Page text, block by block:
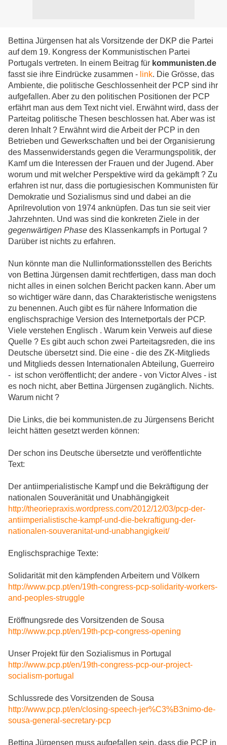
Bettina Jürgensen hat als Vorsitzende der DKP die Partei
auf dem 19. Kongress der Kommunistischen Partei
Portugals vertreten. In einem Beitrag für kommunisten.de
fasst sie ihre Eindrücke zusammen - link. Die Grösse, das
Ambiente, die politische Geschlossenheit der PCP sind ihr
aufgefallen. Aber zu den politischen Positionen der PCP
erfährt man aus dem Text nicht viel. Erwähnt wird, dass der
Parteitag politische Thesen beschlossen hat. Aber was ist
deren Inhalt ? Erwähnt wird die Arbeit der PCP in den
Betrieben und Gewerkschaften und bei der Organisierung
des Massenwiderstands gegen die Verarmungspolitik, der
Kamf um die Interessen der Frauen und der Jugend. Aber
worum und mit welcher Perspektive wird da gekämpft ? Zu
erfahren ist nur, dass die portugiesischen Kommunisten für
Demokratie und Sozialismus sind und dabei an die
Aprilrevolution von 1974 anknüpfen. Das tun sie seit vier
Jahrzehnten. Und was sind die konkreten Ziele in der
gegenwärtigen Phase des Klassenkampfs in Portugal ?
Darüber ist nichts zu erfahren.
Nun könnte man die Nullinformationsstellen des Berichts
von Bettina Jürgensen damit rechtfertigen, dass man doch
nicht alles in einen solchen Bericht packen kann. Aber um
so wichtiger wäre dann, das Charakteristische wenigstens
zu benennen. Auch gibt es für nähere Information die
englischsprachige Version des Internetportals der PCP.
Viele verstehen Englisch . Warum kein Verweis auf diese
Quelle ? Es gibt auch schon zwei Parteitagsreden, die ins
Deutsche übersetzt sind. Die eine - die des ZK-Mitglieds
und Mitglieds dessen Internationalen Abteilung, Guerreiro
- ist schon veröffentlicht; der andere - von Victor Alves - ist
es noch nicht, aber Bettina Jürgensen zugänglich. Nichts.
Warum nicht ?
Die Links, die bei kommunisten.de zu Jürgensens Bericht
leicht hätten gesetzt werden können:
Der schon ins Deutsche übersetzte und veröffentlichte
Text:
Der antiimperialistische Kampf und die Bekräftigung der
nationalen Souveränität und Unabhängigkeit
http://theoriepraxis.wordpress.com/2012/12/03/pcp-der-
antiimperialistische-kampf-und-die-bekraftigung-der-
nationalen-souveranitat-und-unabhangigkeit/
Englischsprachige Texte:
Solidarität mit den kämpfenden Arbeitern und Völkern
http://www.pcp.pt/en/19th-congress-pcp-solidarity-workers-
and-peoples-struggle
Eröffnungsrede des Vorsitzenden de Sousa
http://www.pcp.pt/en/19th-pcp-congress-opening
Unser Projekt für den Sozialismus in Portugal
http://www.pcp.pt/en/19th-congress-pcp-our-project-
socialism-portugal
Schlussrede des Vorsitzenden de Sousa
http://www.pcp.pt/en/closing-speech-jer%C3%B3nimo-de-
sousa-general-secretary-pcp
Bettina Jürgensen muss aufgefallen sein, dass die PCP in